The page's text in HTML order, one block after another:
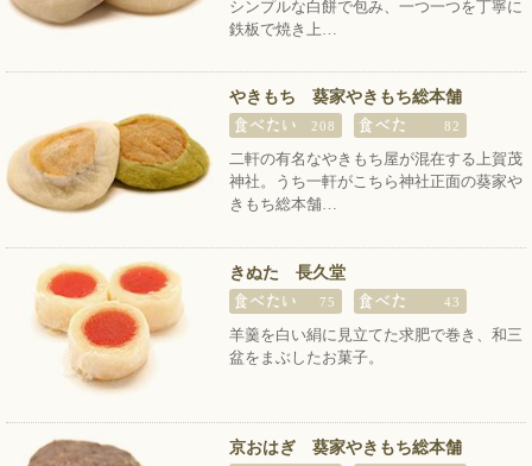
シンプルな白餅で包み、一つ一つを丁寧に
鉄板で焼き上…
やきもち 葵家やきもち総本舗
208 82
二軒の有名なやきもち屋が混在する上賀茂
神社。うち一軒がこちら神社正面の葵家や
きもち総本舗…
きぬた 長久堂
75 43
羊羹を白い絹に見立てた求肥で巻き、和三
盆をまぶしたお菓子。
京おはぎ 葵家やきもち総本舗